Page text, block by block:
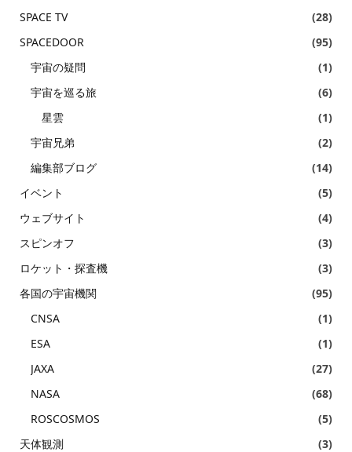
SPACE TV
(28)
SPACEDOOR
(95)
宇宙の疑問
(1)
宇宙を巡る旅
(6)
星雲
(1)
宇宙兄弟
(2)
編集部ブログ
(14)
イベント
(5)
ウェブサイト
(4)
スピンオフ
(3)
ロケット・探査機
(3)
各国の宇宙機関
(95)
CNSA
(1)
ESA
(1)
JAXA
(27)
NASA
(68)
ROSCOSMOS
(5)
天体観測
(3)